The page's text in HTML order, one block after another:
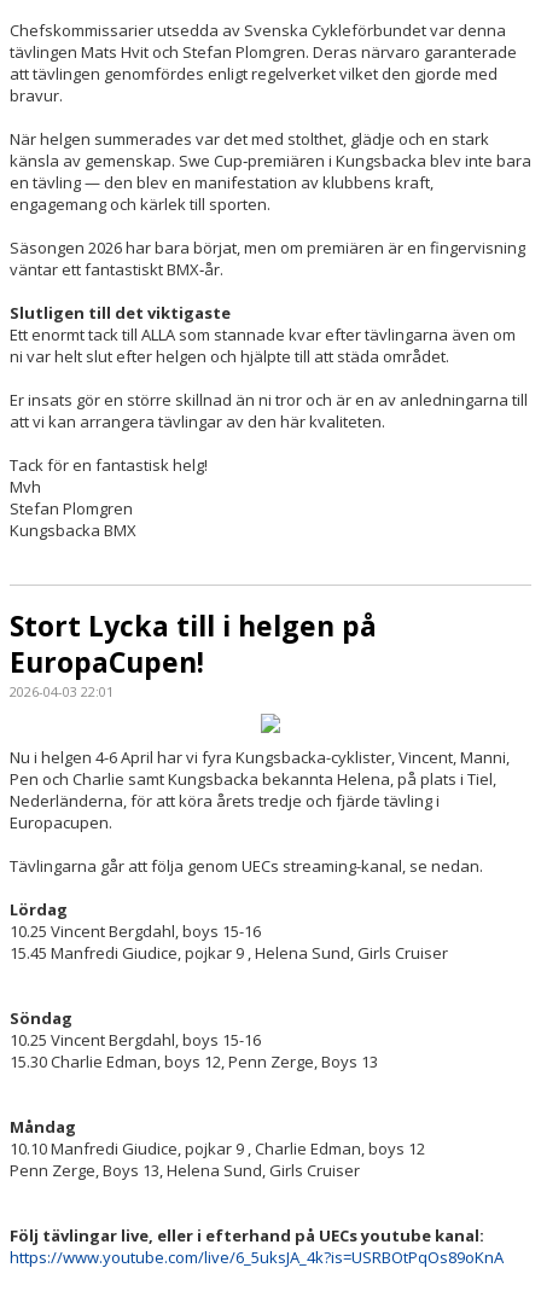
Chefskommissarier utsedda av Svenska Cykleförbundet var denna
tävlingen Mats Hvit och Stefan Plomgren. Deras närvaro garanterade
att tävlingen genomfördes enligt regelverket vilket den gjorde med
bravur.
När helgen summerades var det med stolthet, glädje och en stark
känsla av gemenskap. Swe Cup‑premiären i Kungsbacka blev inte bara
en tävling — den blev en manifestation av klubbens kraft,
engagemang och kärlek till sporten.
Säsongen 2026 har bara börjat, men om premiären är en fingervisning
väntar ett fantastiskt BMX‑år.
Slutligen till det viktigaste
Ett enormt tack till ALLA som stannade kvar efter tävlingarna även om
ni var helt slut efter helgen och hjälpte till att städa området.
Er insats gör en större skillnad än ni tror och är en av anledningarna till
att vi kan arrangera tävlingar av den här kvaliteten.
Tack för en fantastisk helg!
Mvh
Stefan Plomgren
Kungsbacka BMX
Stort Lycka till i helgen på
EuropaCupen!
2026-04-03 22:01
Nu i helgen 4-6 April har vi fyra Kungsbacka-cyklister, Vincent, Manni,
Pen och Charlie samt Kungsbacka bekannta Helena, på plats i Tiel,
Nederländerna, för att köra årets tredje och fjärde tävling i
Europacupen.
Tävlingarna går att följa genom UECs streaming-kanal, se nedan.
Lördag
10.25 Vincent Bergdahl, boys 15-16
15.45 Manfredi Giudice, pojkar 9 , Helena Sund, Girls Cruiser
Söndag
10.25 Vincent Bergdahl, boys 15-16
15.30 Charlie Edman, boys 12, Penn Zerge, Boys 13
Måndag
10.10 Manfredi Giudice, pojkar 9 , Charlie Edman, boys 12
Penn Zerge, Boys 13, Helena Sund, Girls Cruiser
Följ tävlingar live, eller i efterhand på UECs youtube kanal:
https://www.youtube.com/live/6_5uksJA_4k?is=USRBOtPqOs89oKnA